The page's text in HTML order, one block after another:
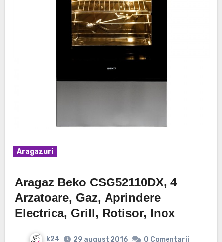
Aragazuri
Aragaz Beko CSG52110DX, 4
Arzatoare, Gaz, Aprindere
Electrica, Grill, Rotisor, Inox
k24 29 august 2016 0 Comentarii